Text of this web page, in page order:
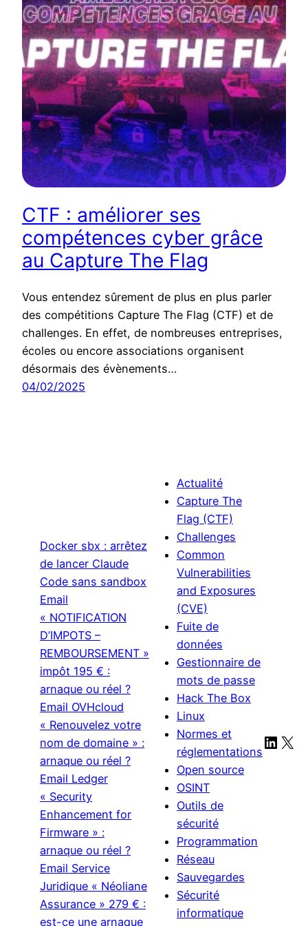
CTF : améliorer ses
compétences cyber grâce
au Capture The Flag
Vous entendez sûrement de plus en plus parler
des compétitions Capture The Flag (CTF) et de
challenges. En effet, de nombreuses entreprises,
écoles ou encore associations organisent
désormais des évènements…
04/02/2025
Docker sbx : arrêtez
de lancer Claude
Code sans sandbox
Email
« NOTIFICATION
D’IMPOTS –
REMBOURSEMENT »
impôt 195 € :
arnaque ou réel ?
Email OVHcloud
« Renouvelez votre
nom de domaine » :
arnaque ou réel ?
Email Ledger
« Security
Enhancement for
Firmware » :
arnaque ou réel ?
Email Service
Juridique « Néoliane
Assurance » 279 € :
est-ce une arnaque
Actualité
Capture The
Flag (CTF)
Challenges
Common
Vulnerabilities
and Exposures
(CVE)
Fuite de
données
Gestionnaire de
mots de passe
Hack The Box
Linux
Normes et
réglementations
Open source
OSINT
Outils de
sécurité
Programmation
Réseau
Sauvegardes
Sécurité
informatique
X